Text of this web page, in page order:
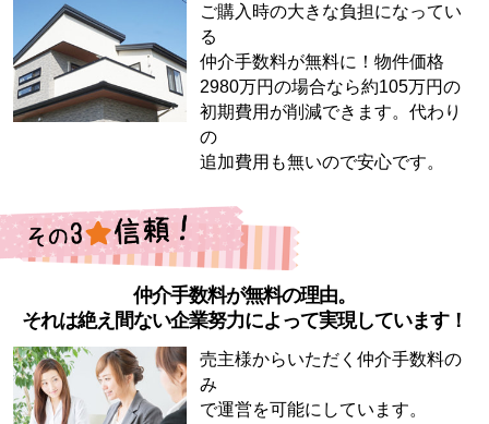
ご購入時の大きな負担になってい
る
仲介手数料が無料に！物件価格
2980万円の場合なら約105万円の
初期費用が削減できます。代わり
の
追加費用も無いので安心です。
仲介手数料が無料の理由。
それは絶え間ない企業努力によって実現しています！
売主様からいただく仲介手数料の
み
で運営を可能にしています。